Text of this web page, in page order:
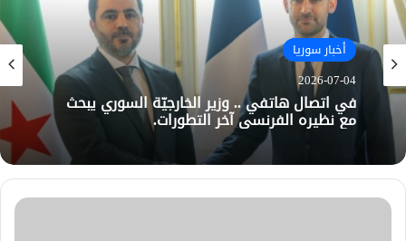
أخبار سوريا
2026-07-04
في اتصال هاتفي .. وزير الخارجيّة السوري يبحث
مع نظيره الفرنسي آخر التطورات.